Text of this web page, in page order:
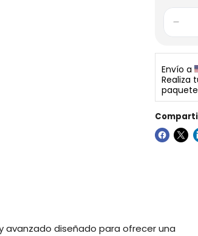
Envío a
Realiza
avanzado diseñado para ofrecer una